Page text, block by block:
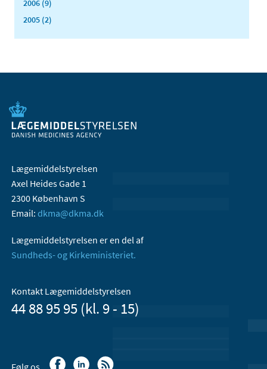
2006 (9)
2005 (2)
Lægemiddelstyrelsen
Axel Heides Gade 1
2300 København S
Email: dkma@dkma.dk
Lægemiddelstyrelsen er en del af
Sundheds- og Kirkeministeriet.
Kontakt Lægemiddelstyrelsen
44 88 95 95 (kl. 9 - 15)
Følg os